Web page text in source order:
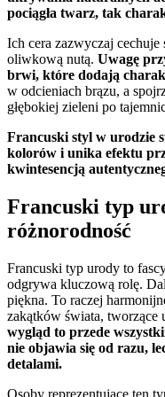
pociągła twarz, tak
Ich cera zazwyczaj cechuje
oliwkową nutą. Uwagę
brwi, które dodają
w odcieniach brązu, a
głębokiej zieleni po
Francuski styl w urodzie
kolorów i unika efektu
kwintesencją
Francuski typ
różnorodność
Francuski typ urody to
odgrywa kluczową rolę.
piękna. To raczej
zakątków świata,
wygląd to przede
nie objawia się od razu,
detalami.
Osoby reprezentujące ten